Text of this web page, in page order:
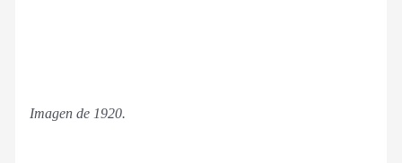
Imagen de 1920.